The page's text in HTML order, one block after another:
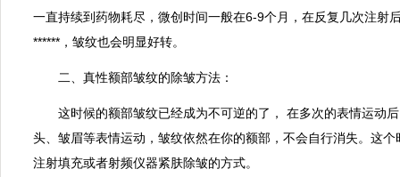
一直持续到药物耗尽，微创时间一般在6-9个月，在反复几次注射
******，皱纹也会明显好转。
二、真性额部皱纹的除皱方法：
这时候的额部皱纹已经成为不可逆的了， 在多次的表情运动后
头、皱眉等表情运动，皱纹依然在你的额部，不会自行消失。这
注射填充或者射频仪器紧肤除皱的方式。